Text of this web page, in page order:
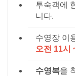
투숙객에
니다.
수영장 이
오전 11시
수영복을